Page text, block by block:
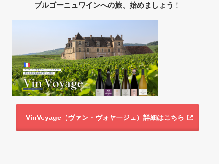
ブルゴーニュワインへの旅、始めましょう ！
VinVoyage（ヴァン・ヴォヤージュ）詳細はこちら